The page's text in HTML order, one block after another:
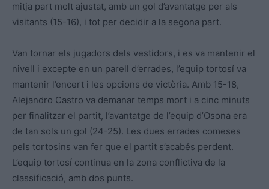
mitja part molt ajustat, amb un gol d’avantatge per als
visitants (15-16), i tot per decidir a la segona part.
Van tornar els jugadors dels vestidors, i es va mantenir el
nivell i excepte en un parell d’errades, l’equip tortosí va
mantenir l’encert i les opcions de victòria. Amb 15-18,
Alejandro Castro va demanar temps mort i a cinc minuts
per finalitzar el partit, l’avantatge de l’equip d’Osona era
de tan sols un gol (24-25). Les dues errades comeses
pels tortosins van fer que el partit s’acabés perdent.
L’equip tortosí continua en la zona conflictiva de la
classificació, amb dos punts.